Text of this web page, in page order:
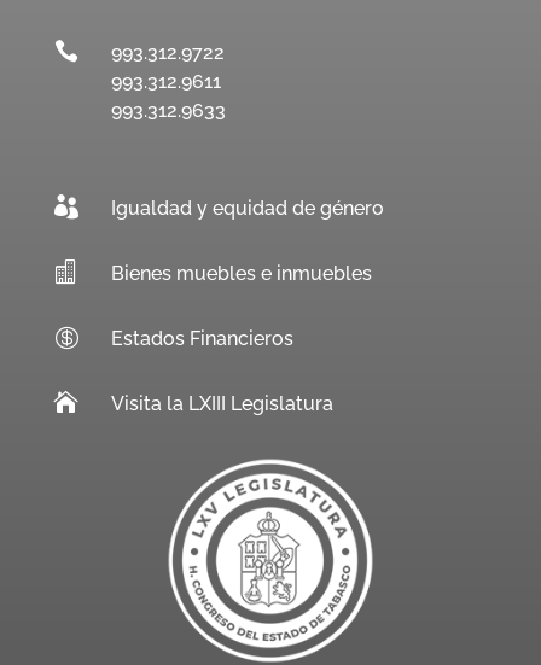

993.312.9722
993.312.9611
993.312.9633
 Igualdad y equidad de género
 Bienes muebles e inmuebles
 Estados Financieros
 Visita la LXIII Legislatura